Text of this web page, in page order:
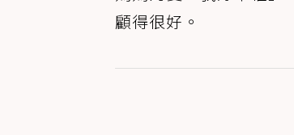
顧得很好。